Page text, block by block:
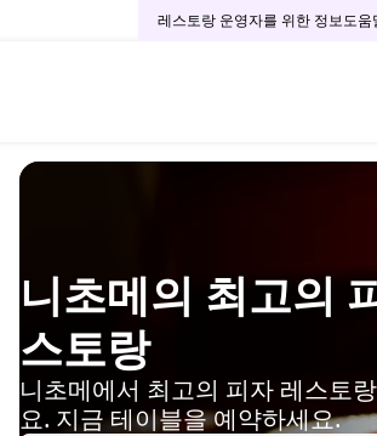
레스토랑 운영자를 위한 정보도움
니초메의 최고의
스토랑
니초메에서 최고의 피자 레스토
요. 지금 테이블을 예약하세요.